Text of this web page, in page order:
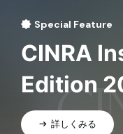
Special Feature
CINRA
Edition
詳しくみる